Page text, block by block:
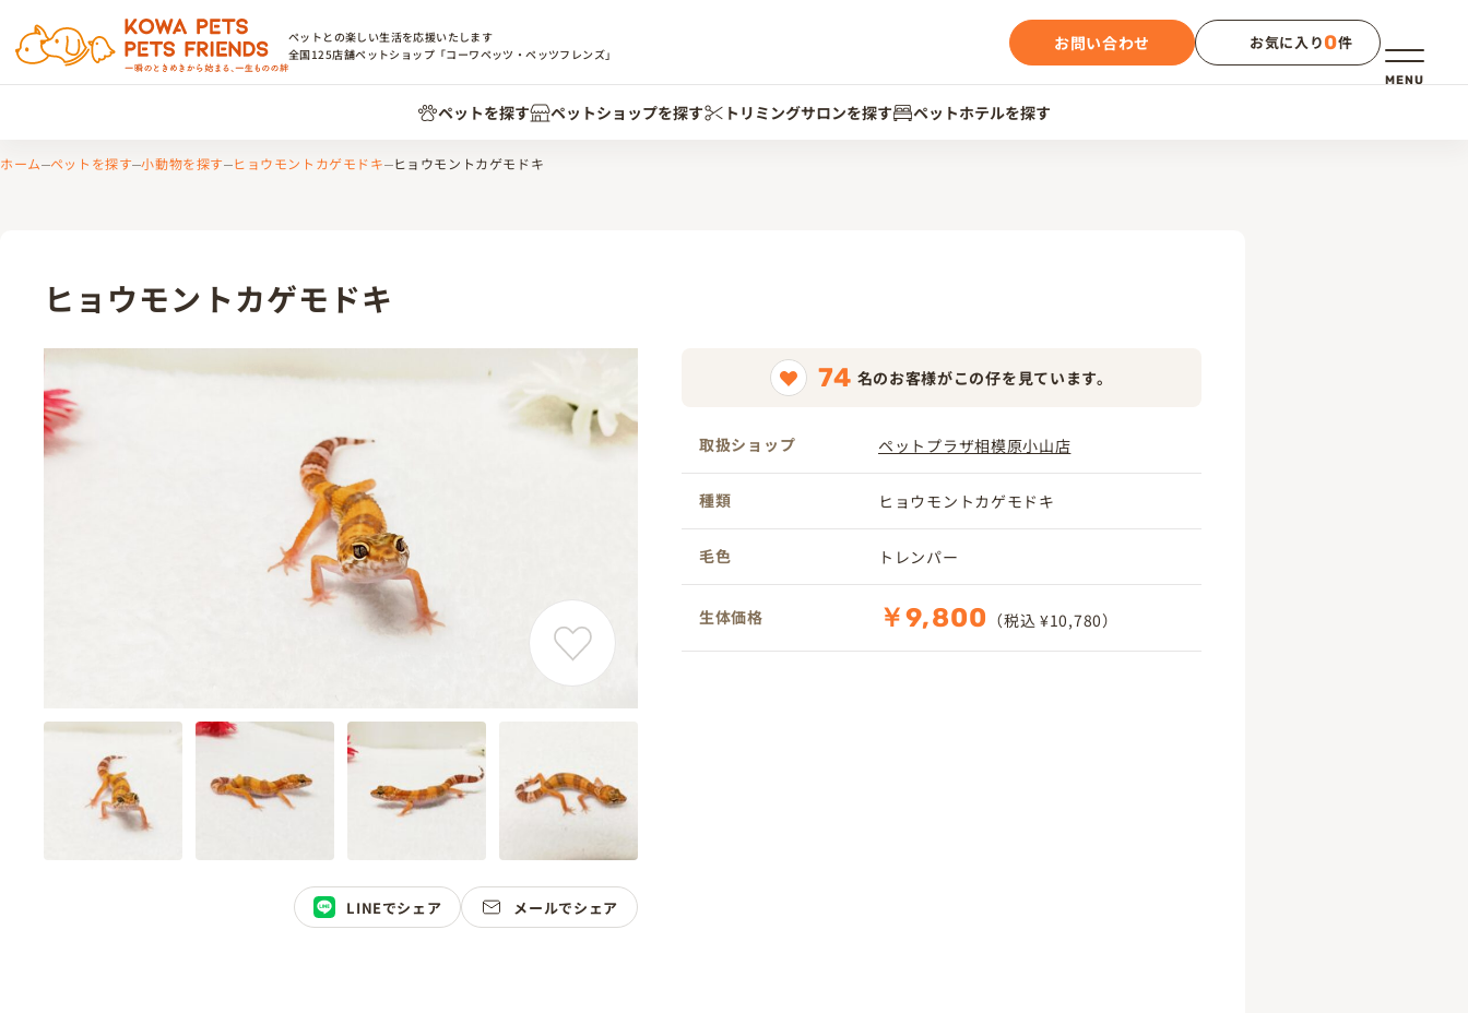
メニュー
MENU
ペットとの楽しい生活を応援いたします
全国125店舗ペットショップ「コーワペッツ・ペッツフレンズ」
お問い合わせ お気に入り0件
ペットを探す ペットショップを探す トリミングサロンを探す ペットホテルを探す
ホーム ペットを探す 小動物を探す ヒョウモントカゲモドキ ヒョウモントカゲモドキ
ヒョウモントカゲモドキ
74 名のお客様がこの仔を見ています。
取扱ショップ ペットプラザ相模原小山店
種類 ヒョウモントカゲモドキ
毛色 トレンパー
生体価格 ￥9,800 （税込 ¥10,780）
LINEでシェア メールでシェア